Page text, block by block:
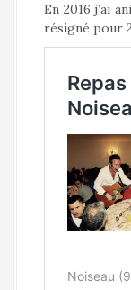
En 2016 j’ai
résigné pour